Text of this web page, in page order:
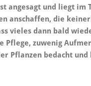
angesagt und liegt im
anschaffen, die
vieles dann bald
Pflege, zuwenig
Pflanzen bedacht